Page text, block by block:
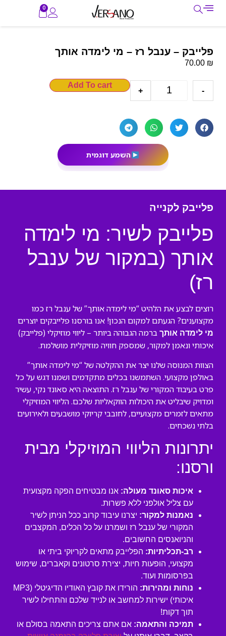
0
פלייבק – ענבל רז – מי לימדה אותך
70.00 ₪
-
+
Add To cart
השמע דוגמית
פלייבק לקנייה
פלייבק לשיר: מי לימדה
אותך (במקור של ענבל
רז)
רוצים לבצע את הלהיט “מי לימדה אותך” של ענבל רז כמו
מקצוענים? הגעתם למקום הנכון! אנו בורסנו פלייבקים יוצרים
מי לימדה אותך ברמה הגבוהה ביותר – ליווי מוזיקלי (פלייבק)
איכותי ונאמן למקור, שמספק חוויה מוזיקלית מושלמת.
הצוות המנוסה שלנו יצר את ההקלטה של “מי לימדה אותך”
באולפן מקצועי. השתמשנו בכלים מתקדמים ושמנו דגש על כל
פרט בעיבוד המקורי של ענבל רז. התוצאה היא סאונד נקי, עשיר
ומדויק שיבליט את היכולות הווקאליות שלכם. הליווי המוזיקלי
מתאים לזמרים מקצועיים, לחובבי קריוקי מושבעים ולאירועים
בלתי נשכחים.
יתרונות הליווי המוזיקלי מבית
ורסנו:
איכות סאונד מעולה: אנו מבטיחים הפקה מקצועית
עם צליל אולפני ללא פשרות.
נאמנות למקור: יצרנו עיבוד קרוב ככל הניתן לשיר
המקורי של ענבל רז ושמרנו על כל הכלים, המקצבים
והניואנסים החשובים.
רב-תכליתיות: הפלייבק מתאים לקריוקי ביתי או
מקצועי, הופעות חיות, יצירת סרטונים וקאברים, שימוש
בפרסומות ועוד.
נוחות ומהירות:
הורידו את קובץ האודיו הדיגיטלי (MP3
איכותי) ישירות למחשב או לנייד שלכם והתחילו לשיר
תוך דקות!
תמיכה והתאמה: אם אתם צריכים התאמה בסולם או